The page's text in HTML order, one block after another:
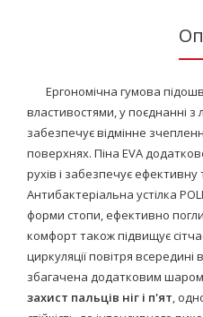
Ергономічна гумова
властивостями, у поєднанні
забезпечує відмінне
поверхнях. Піна EVA
рухів і забезпечує ефективну
Антибактеріальна устілка
форми стопи, ефективно
комфорт також підвищує
циркуляції повітря всередині
збагачена додатковим
захист пальців ніг і п'ят,